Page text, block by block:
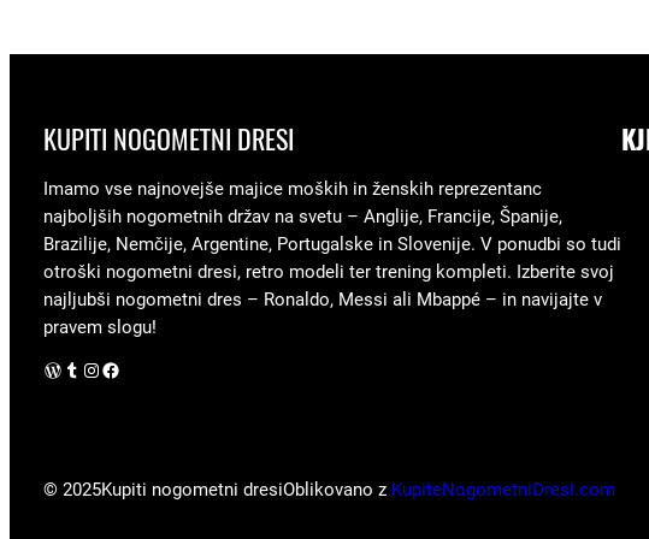
KUPITI NOGOMETNI DRESI
Imamo vse najnovejše majice moških in ženskih reprezentanc
najboljših nogometnih držav na svetu – Anglije, Francije, Španije,
Brazilije, Nemčije, Argentine, Portugalske in Slovenije. V ponudbi so tudi
otroški nogometni dresi, retro modeli ter trening kompleti. Izberite svoj
najljubši nogometni dres – Ronaldo, Messi ali Mbappé – in navijajte v
pravem slogu!
WordPress Instagram Facebook
© 2025Kupiti nogometni dresiOblikovano z KupiteNogometniDresi.com